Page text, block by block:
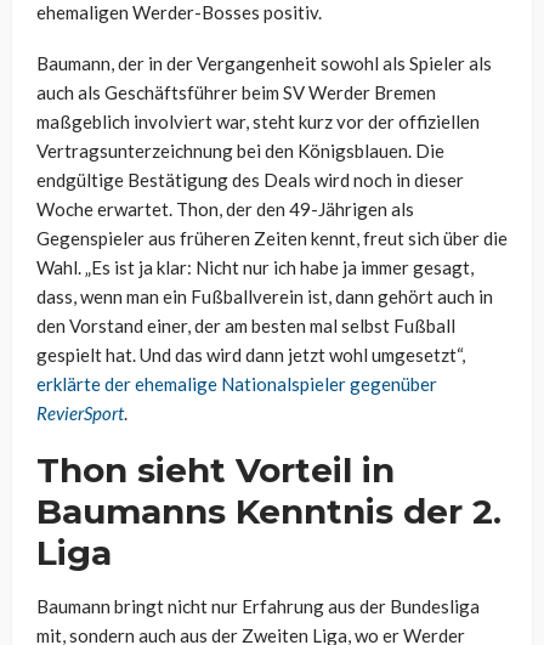
ehemaligen Werder-Bosses positiv.
Baumann, der in der Vergangenheit sowohl als Spieler als
auch als Geschäftsführer beim SV Werder Bremen
maßgeblich involviert war, steht kurz vor der offiziellen
Vertragsunterzeichnung bei den Königsblauen. Die
endgültige Bestätigung des Deals wird noch in dieser
Woche erwartet. Thon, der den 49-Jährigen als
Gegenspieler aus früheren Zeiten kennt, freut sich über die
Wahl. „Es ist ja klar: Nicht nur ich habe ja immer gesagt,
dass, wenn man ein Fußballverein ist, dann gehört auch in
den Vorstand einer, der am besten mal selbst Fußball
gespielt hat. Und das wird dann jetzt wohl umgesetzt“,
erklärte der ehemalige Nationalspieler gegenüber
RevierSport.
Thon sieht Vorteil in
Baumanns Kenntnis der 2.
Liga
Baumann bringt nicht nur Erfahrung aus der Bundesliga
mit, sondern auch aus der Zweiten Liga, wo er Werder